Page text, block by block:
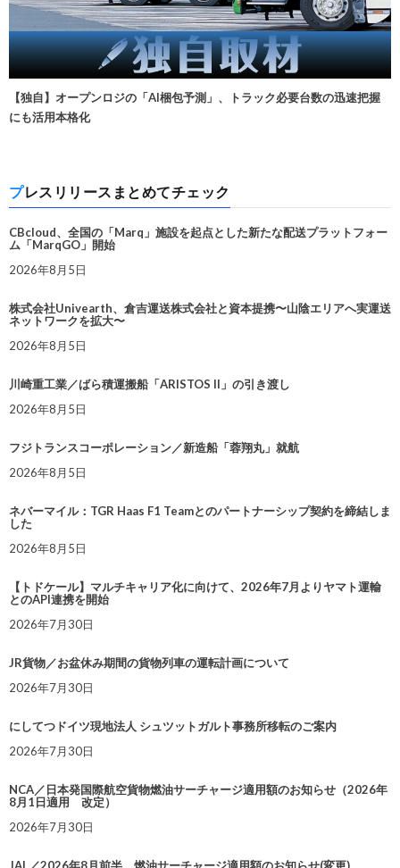
【独自】オープンロジの「AI梱包予測」、トラック必要台数の迅速把握
にも活用本格化
プレスリリースまとめてチェック
CBcloud、全国の「Marq」施設を起点とした新たな配送プラットフォー
ム「MarqGO」開始
2026年8月5日
株式会社Univearth、倉吉運送株式会社と資本提携〜山陰エリアへ実運送
ネットワークを拡大〜
2026年8月5日
川崎重工業／ばら積運搬船「ARISTOS II」の引き渡し
2026年8月5日
フジトランスコーポレーション／新造船「蓉翔丸」就航
2026年8月5日
ネバーマイル：TGR Haas F1 Teamとのパートナーシップ契約を締結しま
した
2026年8月5日
【トドケール】マルチキャリア化に向けて、2026年7月よりヤマト運輸
とのAPI連携を開始
2026年7月30日
JR貨物／お盆休み期間の貨物列車の運転計画について
2026年7月30日
にしてつドイツ現地法人 シュツットガルト事務所移転のご案内
2026年7月30日
NCA／日本発国際航空貨物燃油サーチャージ適用額のお知らせ（2026年
8月1日適用 改定）
2026年7月30日